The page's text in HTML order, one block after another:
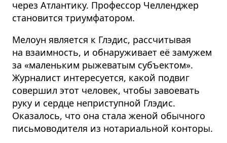
через Атлантику. Профессор Челленджер
становится триумфатором.
Мелоун является к Глэдис, рассчитывая
на взаимность, и обнаруживает её замужем
за «маленьким рыжеватым субъектом».
Журналист интересуется, какой подвиг
совершил этот человек, чтобы завоевать
руку и сердце неприступной Глэдис.
Оказалось, что она стала женой обычного
письмоводителя из нотариальной конторы.